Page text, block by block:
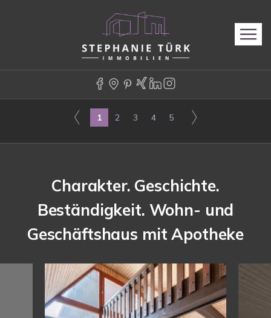
1 2 3 4 5
Charakter. Geschichte.
Beständigkeit. Wohn- und
Geschäftshaus mit Apotheke